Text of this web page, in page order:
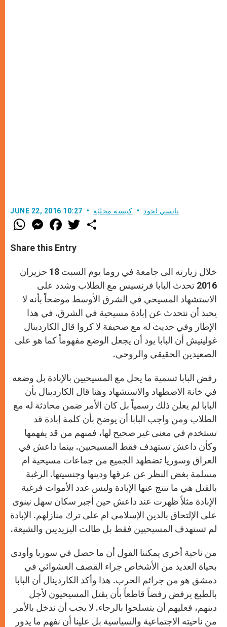
JUNE 22, 2016 10:27 نانسي لحود كنيسة محليّة
W
h
t
s
p
p
M
e
s
e
g
e
r
F
a
e
b
o
k
w
r
Share this Entry
خلال زيارته الى جامعة في روما يوم السبت 18 حزيران
2016 تحدث البابا فرنسيس مع الطلاب وشدد على
الاستشهاد المسيحي في الشرق الأوسط موضحاً بأنه لا
يحبذ أن نتحدث عن إبادة مسيحية في الشرق. في هذا
الإطار وفي حديث له مع صحيفة لا كروا قال الكاردينال
غولينيش أن البابا يود أن يجعل الوضع مفهوماً كما هو على
الصعيدين الحقيقي والروحي.
رفض البابا تسمية ما يحل مع المسيحيين بالإبادة بل وضعه
في خانة الاضطهاد والاستشهاد وهنا قال الكاردينال بأن
البابا لم يعلن ذلك رسمياً بل كان الأمر ضمن محادثة له مع
الطلاب ومن واجب البابا أن يوضح بأن كلمة إبادة قد
تستخدم في معنى غير صحيح لها، فمنهم من قد يفهمها
وكأن داعش تستهدف فقط المسيحيين. بينما داعش في
العراق وسوريا تضطهد الجميع من جماعات مسيحية ام
مسلمة بغض النظر عن عرقها ودينها وجنسيتها. الرغبة
بالقتل هي ما تنتج عنها الإبادة وليس عدد الأموات فرغبة
الإبادة مثلاً ظهرت عند داعش حين أجبر سكان سهل نينوى
على الإلتحاق بالدين الإسلامي ام على ترك منازلهم. الإبادة
لم تستهدف المسيحيين فقط بل طالت اليزيديين والشيعة.
من ناحية أخرى يمكننا القول أن ما حصل في سوريا وأودى
بحياة العديد من الأشخاص جراء القصف العشوائي في
دمشق هو من جرائم الحرب. هذا وأكد الكاردينال أن البابا
بالطبع يرفض رفضاً قاطعاً بأن يقتل المسيحيون لأجل
دينهم، فعليهم أن يتسلحوا بالرجاء. لا يجب أن ندخل بالأمر
من ناحيته الاجتماعية والسياسية بل علينا أن نفهم ما يدور